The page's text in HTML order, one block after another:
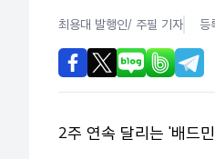
최용대 발행인/ 주필 기자
2주 연속 달리는 '배드